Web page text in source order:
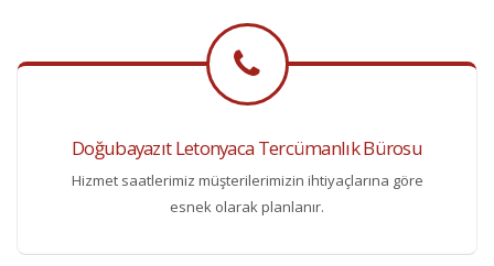
Doğubayazıt Letonyaca Tercümanlık Bürosu
Hizmet saatlerimiz müşterilerimizin ihtiyaçlarına göre
esnek olarak planlanır.